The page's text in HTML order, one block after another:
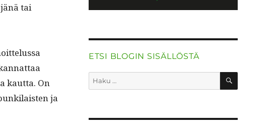
tai
kaut­ta. On
ja
ETSI BLOGIN SISÄLLÖSTÄ
Etsi: HAKU